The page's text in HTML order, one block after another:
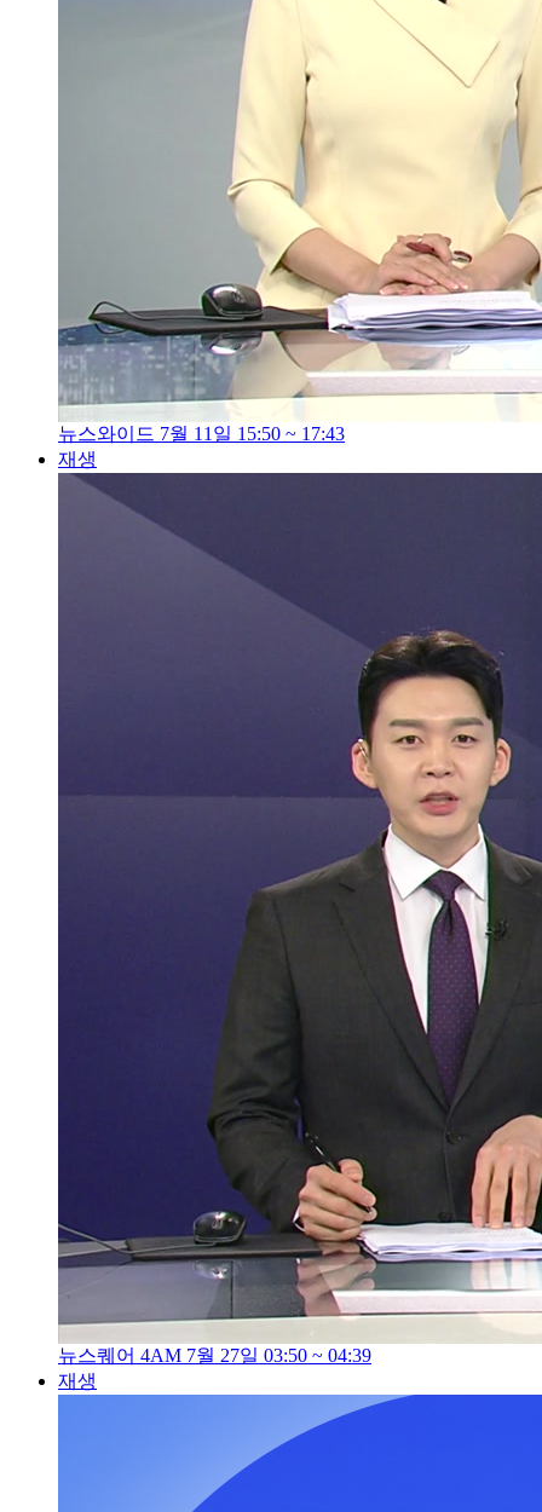
뉴스와이드 7월 11일 15:50 ~ 17:43
재생
뉴스퀘어 4AM 7월 27일 03:50 ~ 04:39
재생